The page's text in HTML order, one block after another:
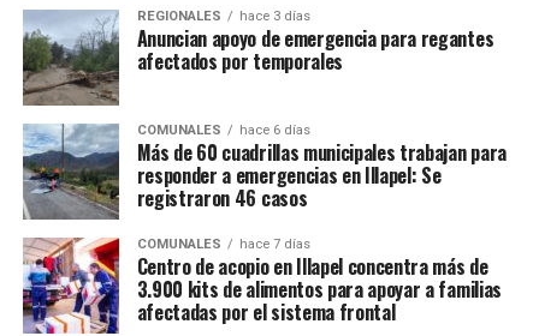
REGIONALES hace 3 días
Anuncian apoyo de emergencia para regantes
afectados por temporales
COMUNALES hace 6 días
Más de 60 cuadrillas municipales trabajan para
responder a emergencias en Illapel: Se
registraron 46 casos
COMUNALES hace 7 días
Centro de acopio en Illapel concentra más de
3.900 kits de alimentos para apoyar a familias
afectadas por el sistema frontal